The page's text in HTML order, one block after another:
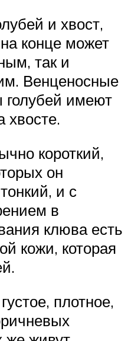
и хвост,
конце может
так и
Венценосные
имеют
хвосте.
короткий,
он
и с
в
клюва есть
кожи, которая
плотное,